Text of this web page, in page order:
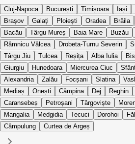
Cluj-Napoca București Timișoara Iași
Brașov
Galați Ploiești Oradea Brăila
Bacău
Târgu Mureș Baia Mare Buzău
Râmnicu Vâlcea
Drobeta-Turnu Severin
Târgu Jiu
Tulcea Reșița Alba Iulia
Giurgiu
Hunedoara Miercurea Ciuc
Alexandria
Zalău Focșani Slatina
Mediaș
Onești Câmpina Dej Reghin
Caransebeș
Petroșani Târgoviște
Mangalia
Medgidia Tecuci Dorohoi
Câmpulung
Curtea de Argeș